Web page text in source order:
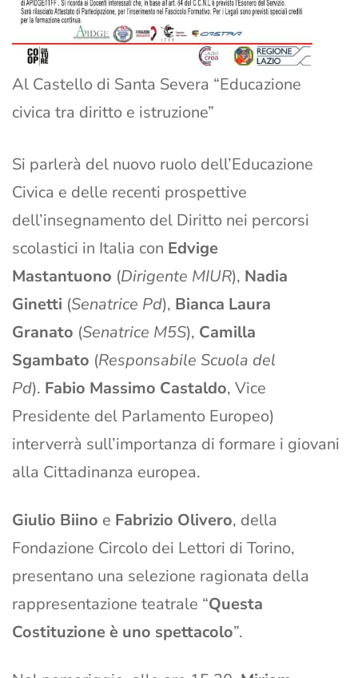
Al Castello di Santa Severa “Educazione
civica tra diritto e istruzione”
Si parlerà del nuovo ruolo dell’Educazione
Civica e delle recenti prospettive
dell’insegnamento del Diritto nei percorsi
scolastici in Italia con Edvige
Mastantuono (Dirigente MIUR), Nadia
Ginetti (Senatrice Pd), Bianca Laura
Granato (Senatrice M5S), Camilla
Sgambato (Responsabile Scuola del
Pd). Fabio Massimo Castaldo, Vice
Presidente del Parlamento Europeo)
interverrà sull’importanza di formare i giovani
alla Cittadinanza europea.
Giulio Biino e Fabrizio Olivero, della
Fondazione Circolo dei Lettori di Torino,
presentano una selezione ragionata della
rappresentazione teatrale “Questa
Costituzione è uno spettacolo”.